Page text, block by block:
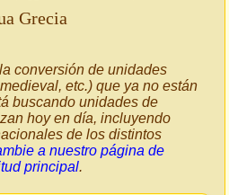
Grecia
conversión de unidades
etc.) que ya no están
buscando unidades de
hoy en día, incluyendo
de los distintos
a nuestro página de
principal.